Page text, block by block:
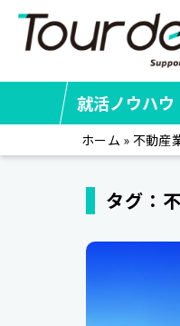
就活ノウハウ
ホーム » 不動産
タグ：